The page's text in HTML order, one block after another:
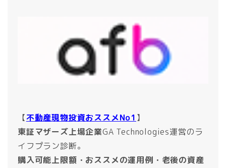
【不動産現物投資おススメNo1 】
東証マザーズ上場企業GA Technologies運営のラ
イフプラン診断。
購入可能上限額・おススメの運用例・老後の資産